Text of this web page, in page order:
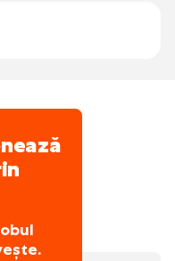
și siguranță în
deci momente de